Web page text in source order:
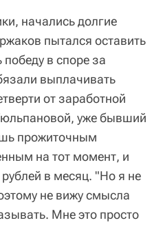
начались долгие
пытался оставить
в споре за
выплачивать
от заработной
уже бывший
прожиточным
на тот момент, и
в месяц. "Но я не
не вижу смысла
Мне это просто